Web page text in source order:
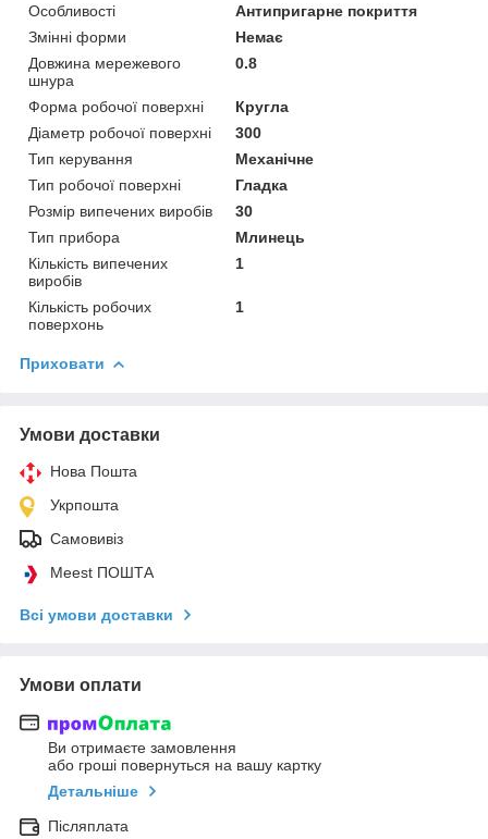
Особливості
Антипригарне покриття
Змінні форми
Немає
Довжина мережевого
шнура
0.8
Форма робочої поверхні
Кругла
Діаметр робочої поверхні
300
Тип керування
Механічне
Тип робочої поверхні
Гладка
Розмір випечених виробів
30
Тип прибора
Млинець
Кількість випечених
виробів
1
Кількість робочих
поверхонь
1
Приховати
Умови доставки
Нова Пошта
Укрпошта
Самовивіз
Meest ПОШТА
Всі умови доставки
Умови оплати
Ви отримаєте замовлення
або гроші повернуться на вашу картку
Детальніше
Післяплата